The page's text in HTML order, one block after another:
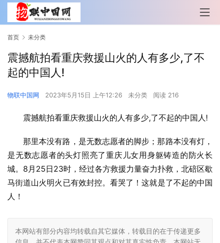
首页 未分类
震撼航拍看重庆救援山火的人有多少,了不
起的中国人!
物联中国网 2023年5月15日 上午12:26 未分类 阅读 216
震撼航拍看重庆救援山火的人有多少,了不起的中国人!
那里本没有路，是无数志愿者的脚步；那路本没有灯，
是无数志愿者的头灯照亮了重庆儿女用身躯铸造的防火长
城。8月25日23时，经过各方救援力量奋力扑救，北碚区歇
马街道山火明火已有效封控。看哭了！这就是了不起的中国
人！
本网站有部分内容均转载自其它媒体，转载目的在于传递更多